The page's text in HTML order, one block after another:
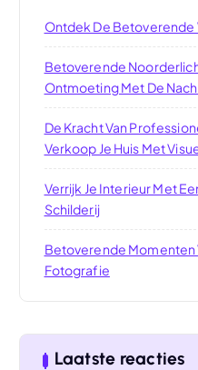
Ontdek De Betoverende
Betoverende
Ontmoeting Met De
De Kracht Van
Verkoop Je Huis Met
Verrijk Je Interieur Met
Schilderij
Betoverende Momenten
Fotografie
Laatste reacties